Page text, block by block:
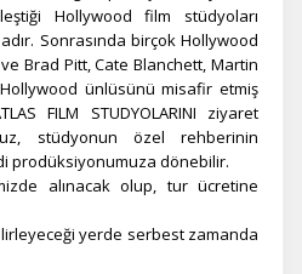
Hollywood film stüdyoları
Sonrasında birçok Hollywood
Brad Pitt, Cate Blanchett, Martin
ünlüsünü misafir etmiş
FILM STUDYOLARINI ziyaret
stüdyonun özel rehberinin
prodüksiyonumuza dönebilir.
alınacak olup, tur ücretine
yerde serbest zamanda